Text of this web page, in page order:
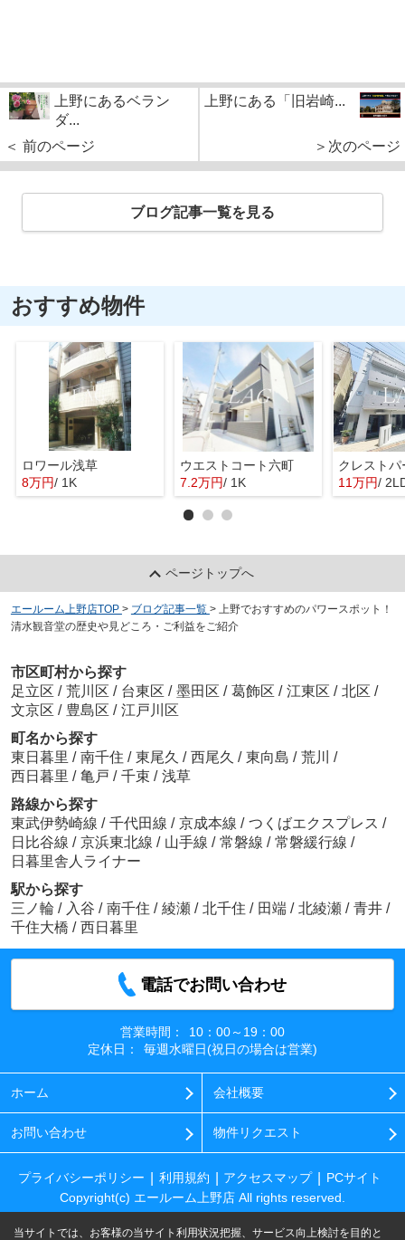
上野にあるベラン
ダ...
＜ 前のページ
上野にある「旧岩崎...
＞次のページ
ブログ記事一覧を見る
おすすめ物件
ロワール浅草
8万円/ 1K
ウエストコート六町
7.2万円/ 1K 11万円/
ページトップへ
エールーム上野店TOP > ブログ記事一覧 > 上野でおすすめのパワースポット！
清水観音堂の歴史や見どころ・ご利益をご紹介
市区町村から探す
足立区 / 荒川区 / 台東区 / 墨田区 / 葛飾区 / 江東区 / 北区 /
文京区 / 豊島区 / 江戸川区
町名から探す
東日暮里 / 南千住 / 東尾久 / 西尾久 / 東向島 / 荒川 /
西日暮里 / 亀戸 / 千束 / 浅草
路線から探す
東武伊勢崎線 / 千代田線 / 京成本線 / つくばエクスプレス /
日比谷線 / 京浜東北線 / 山手線 / 常磐線 / 常磐緩行線 /
日暮里舎人ライナー
駅から探す
三ノ輪 / 入谷 / 南千住 / 綾瀬 / 北千住 / 田端 / 北綾瀬 / 青井 /
千住大橋 / 西日暮里
電話でお問い合わせ
営業時間：
10：00～19：00
定休日：
毎週水曜日(祝日の場合は営業)
ホーム 会社概要
お問い合わせ 物件リクエスト
プライバシーポリシー 利用規約 アクセスマップ
PCサイト
Copyright(c) エールーム上野店 All rights reserved.
当サイトでは、お客様の当サイト利用状況把握、サービス向上検討を目的と